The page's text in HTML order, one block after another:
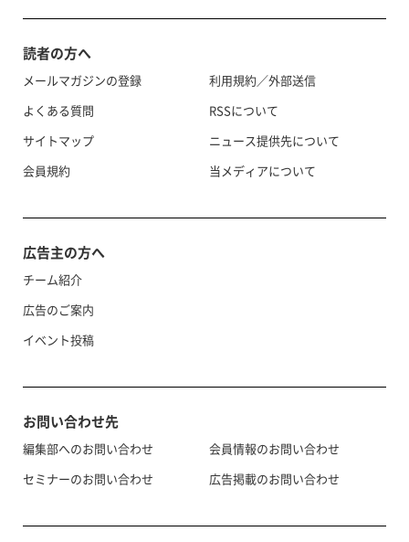
読者の方へ
メールマガジンの登録
よくある質問
サイトマップ
会員規約
利用規約／外部送信
RSSについて
ニュース提供先について
当メディアについて
広告主の方へ
チーム紹介
広告のご案内
イベント投稿
お問い合わせ先
編集部へのお問い合わせ
セミナーのお問い合わせ
会員情報のお問い合わせ
広告掲載のお問い合わせ